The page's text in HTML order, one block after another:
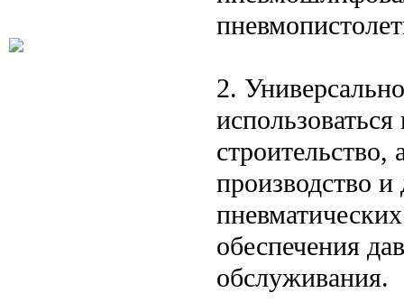
2.
производство
обеспечения
обслуживания.